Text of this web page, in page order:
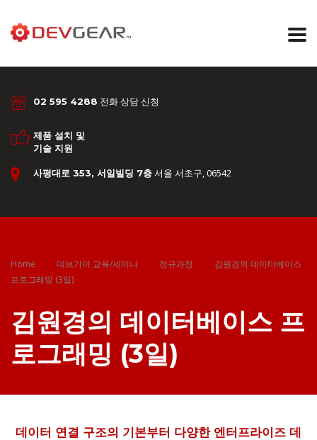
02 595 4288 전화 상담 신청
제품 설치 및
기술 지원
사평대로 353, 서일빌딩 7층서울 서초구, 06542
Home 데브기어 교육/세미나 정규과정
김원경의 데이터베이스
프로그래밍 (3일)
김원경의 데이터베이스 프
로그래밍 (3일)
데이터 연결 구조의 기본부터 다양한 엔터프라이즈 데